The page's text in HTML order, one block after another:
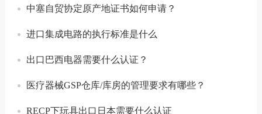
中塞自贸协定原产地证书如何申请？
进口集成电路的执行标准是什么
出口巴西电器需要什么认证？
医疗器械GSP仓库/库房的管理要求有哪些？
RECP下玩具出口日本需要什么认证